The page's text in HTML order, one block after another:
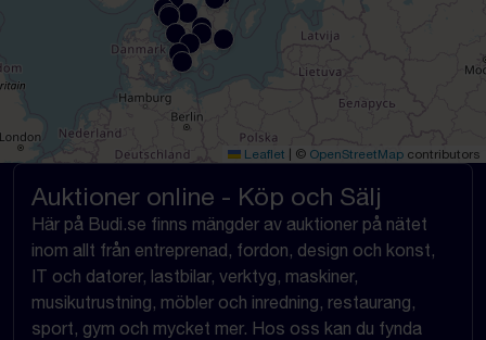
Leaflet © OpenStreetMap contributors
Auktioner online - Köp och Sälj
Här på Budi.se finns mängder av auktioner på nätet
inom allt från entreprenad, fordon, design och konst,
IT och datorer, lastbilar, verktyg, maskiner,
musikutrustning, möbler och inredning, restaurang,
sport, gym och mycket mer. Hos oss kan du fynda